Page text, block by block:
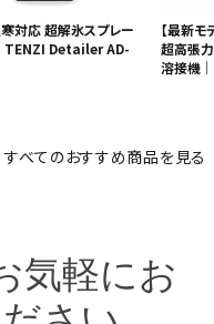
対応 超解氷スプレー
TENZI Detailer AD-
【最新モ
超高張
溶接機
すべてのおすすめ商品を見る